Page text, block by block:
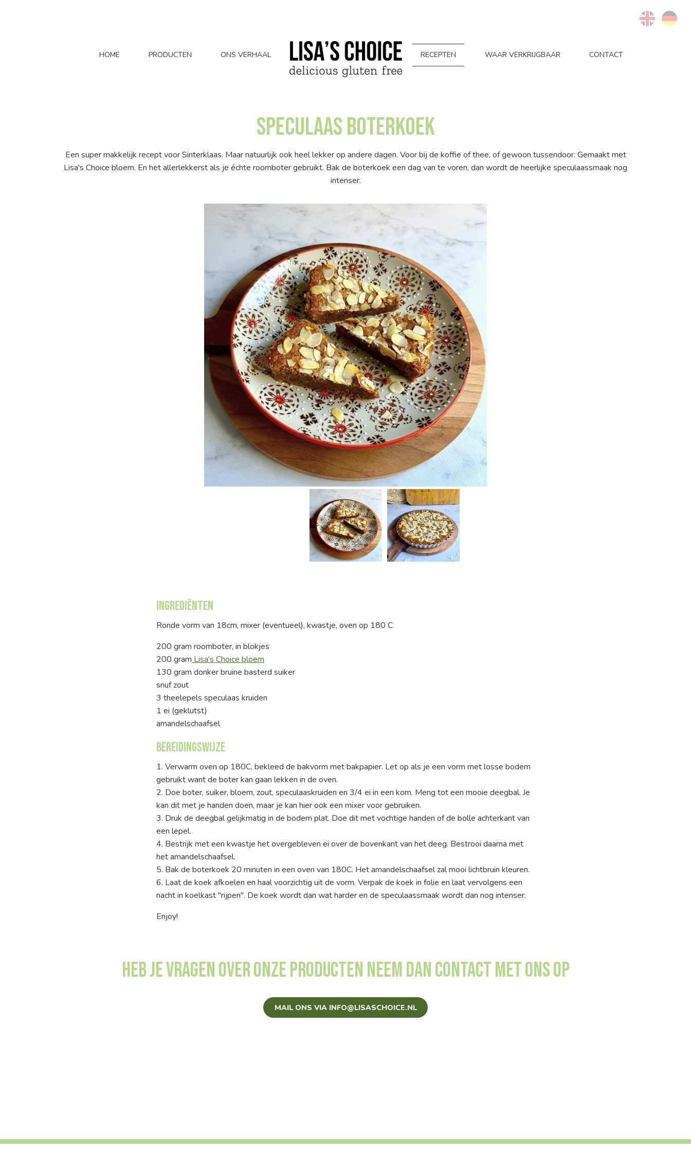
HOME PRODUCTEN ONS VERHAAL RECEPTEN WAAR VERKRIJGBAAR CONTACT
Speculaas Boterkoek
Een super makkelijk recept voor Sinterklaas. Maar natuurlijk ook heel lekker op andere dagen. Voor bij de koffie of thee, of gewoon tussendoor. Gemaakt met
Lisa's Choice bloem. En het allerlekkerst als je échte roomboter gebruikt. Bak de boterkoek een dag van te voren, dan wordt de heerlijke speculaassmaak nog
intenser.
Ingrediënten
Ronde vorm van 18cm, mixer (eventueel), kwastje, oven op 180 C
200 gram roomboter, in blokjes
200 gram Lisa's Choice bloem
130 gram donker bruine basterd suiker
snuf zout
3 theelepels speculaas kruiden
1 ei (geklutst)
amandelschaafsel
Bereidingswijze
1. Verwarm oven op 180C, bekleed de bakvorm met bakpapier. Let op als je een vorm met losse bodem
gebruikt want de boter kan gaan lekken in de oven.
2. Doe boter, suiker, bloem, zout, speculaaskruiden en 3/4 ei in een kom. Meng tot een mooie deegbal. Je
kan dit met je handen doen, maar je kan hier ook een mixer voor gebruiken.
3. Druk de deegbal gelijkmatig in de bodem plat. Doe dit met vochtige handen of de bolle achterkant van
een lepel.
4. Bestrijk met een kwastje het overgebleven ei over de bovenkant van het deeg. Bestrooi daarna met
het amandelschaafsel.
5. Bak de boterkoek 20 minuten in een oven van 180C. Het amandelschaafsel zal mooi lichtbruin kleuren.
6. Laat de koek afkoelen en haal voorzichtig uit de vorm. Verpak de koek in folie en laat vervolgens een
nacht in koelkast "rijpen". De koek wordt dan wat harder en de speculaassmaak wordt dan nog intenser.
Enjoy!
Heb je vragen over onze producten neem dan contact met ons op
MAIL ONS VIA INFO@LISASCHOICE.NL